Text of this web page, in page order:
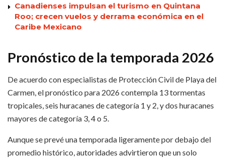
Canadienses impulsan el turismo en Quintana
Roo; crecen vuelos y derrama económica en el
Caribe Mexicano
Pronóstico de la temporada 2026
De acuerdo con especialistas de Protección Civil de Playa del
Carmen, el pronóstico para 2026 contempla 13 tormentas
tropicales, seis huracanes de categoría 1 y 2, y dos huracanes
mayores de categoría 3, 4 o 5.
Aunque se prevé una temporada ligeramente por debajo del
promedio histórico, autoridades advirtieron que un solo